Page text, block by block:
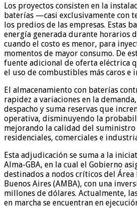
Los proyectos consisten en la
baterías —casi exclusivamente con
los predios de las empresas. Estas
energía generada durante horarios
cuando el costo es menor, para
momentos de mayor consumo. De
fuente adicional de oferta eléctrica
el uso de combustibles más caros e
El almacenamiento con baterías
rapidez a variaciones en la
despacho y suma reservas que
operativa, disminuyendo la
mejorando la calidad del
residenciales, comerciales e
Esta adjudicación se suma a la
Alma-GBA, en la cual el Gobierno
destinados a nodos críticos del
Buenos Aires (AMBA), con una
millones de dólares. Actualmente,
en marcha se encuentran en